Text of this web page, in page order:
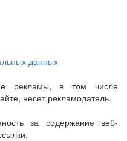
данных
рекламы, в том числе
несет рекламодатель.
за содержание веб-